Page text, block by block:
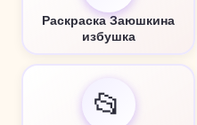
Раскраска Заюшкина
избушка
📂